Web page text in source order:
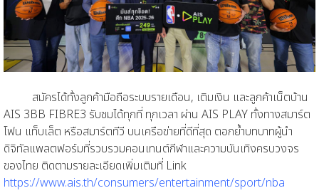
สมัครได้ทั้งลูกค้ามือถือระบบรายเดือน, เติมเงิน และลูกค้าเน็ตบ้าน
AIS 3BB FIBRE3 รับชมได้ทุกที่ ทุกเวลา ผ่าน AIS PLAY ทั้งทางสมาร์ต
โฟน แท็บเล็ต หรือสมาร์ตทีวี บนเครือข่ายที่ดีที่สุด ตอกย้ำบทบาทผู้นำ
ดิจิทัลแพลตฟอร์มที่รวบรวมคอนเทนต์กีฬาและความบันเทิงครบวงจร
ของไทย ติดตามรายละเอียดเพิ่มเติมที่ Link
https://www.ais.th/consumers/entertainment/sport/nba